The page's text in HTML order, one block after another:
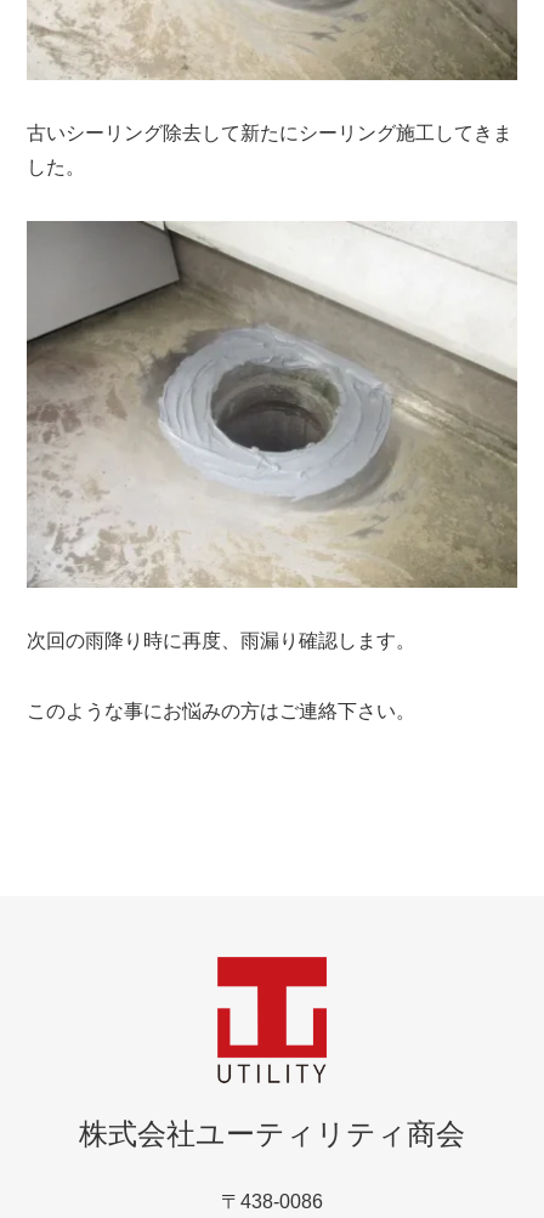
古いシーリング除去して新たにシーリング施工してきま
した。
次回の雨降り時に再度、雨漏り確認します。
このような事にお悩みの方はご連絡下さい。
株式会社ユーティリティ商会
〒438-0086